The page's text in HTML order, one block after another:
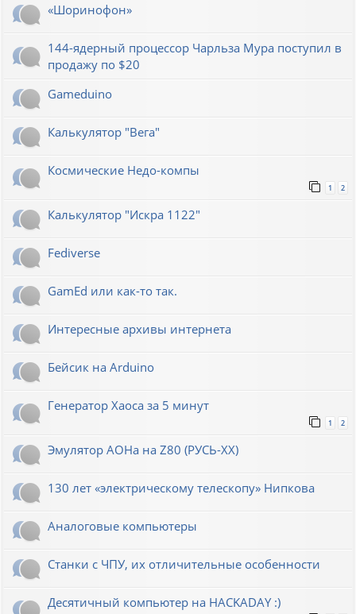
«Шоринофон»
144-ядерный процессор Чарльза Мура поступил в
продажу по $20
Gameduino
Калькулятор "Вега"
Космические Недо-компы
1 2
Калькулятор "Искра 1122"
Fediverse
GamEd или как-то так.
Интересные архивы интернета
Бейсик на Arduino
Генератор Хаоса за 5 минут
1 2
Эмулятор АОНа на Z80 (РУСЬ-XX)
130 лет «электрическому телескопу» Нипкова
Аналоговые компьютеры
Станки с ЧПУ, их отличительные особенности
Десятичный компьютер на HACKADAY :)